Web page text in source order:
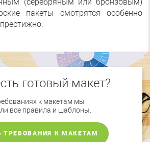
пакеты смотрятся особенно
готовый макет?
к макетам мы
все правила и шаблоны.
ТРЕБОВАНИЯ К МАКЕТАМ